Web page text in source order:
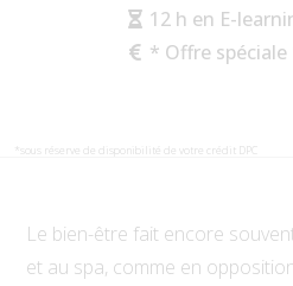
12 h en E-
* Offre spéciale
*sous réserve de disponibilité de votre crédit DPC
Le bien-être fait encore
et au spa, comme en